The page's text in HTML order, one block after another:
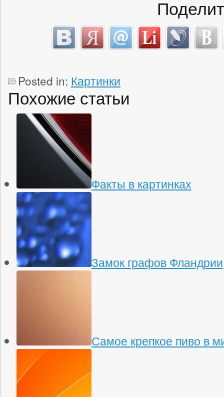
Posted in: Картинки
Похожие статьи
Факты в картинках
Замок графов Фландрии
Самое крепкое пиво в